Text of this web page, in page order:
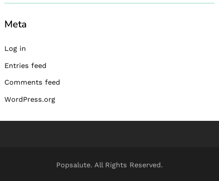
Meta
Log in
Entries feed
Comments feed
WordPress.org
Popsalute. All Rights Reserved.